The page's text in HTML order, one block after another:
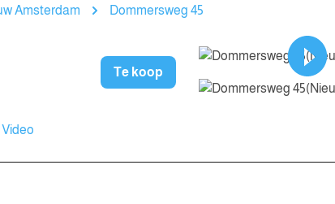
Amsterdam Dommersweg 45
Te koop
Video